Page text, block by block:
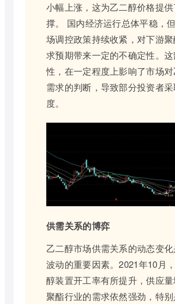
小幅上涨，这为乙二醇价格提
撑。 国内经济运行总体平稳，
场调控政策持续收紧，对下游
求预期带来一定的不确定性。
性，在一定程度上影响了市场
需求的判断，导致部分投资者
度。
供需关系的博弈
乙二醇市场供需关系的动态变
波动的重要因素。2021年10月
醇装置开工率有所提升，供应
聚酯行业的需求依然强劲，特